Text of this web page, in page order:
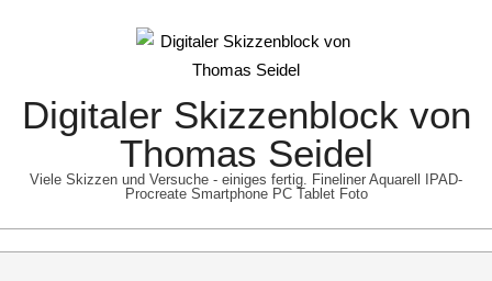
Digitaler Skizzenblock von
Thomas Seidel
Viele Skizzen und Versuche - einiges fertig. Fineliner Aquarell IPAD-
Procreate Smartphone PC Tablet Foto